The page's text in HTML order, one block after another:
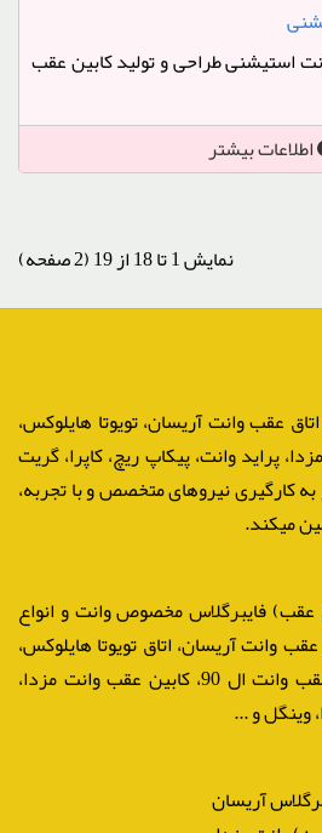
استیشنی طراحی و تولید کابین عقب
اطلاعات بیشتر
نمایش 1 تا 18 از 19 (2 صفحه)
عقب وانت آریسان، تویوتا هایلوکس،
پیکاپ، وانت ال 90، مزدا، پراید وانت، پیکاپ ریچ، کاپرا، گریت
کارگیری نیروهای متخصص و با تجربه،
میکند.
فایبرگلاس مخصوص وانت و انواع
وانت آریسان، اتاق تویوتا هایلوکس،
کابین نیسان پیکاپ، اتاق عقب وانت ال 90، کابین عقب وانت مزدا،
وینگل و ...
آریسان